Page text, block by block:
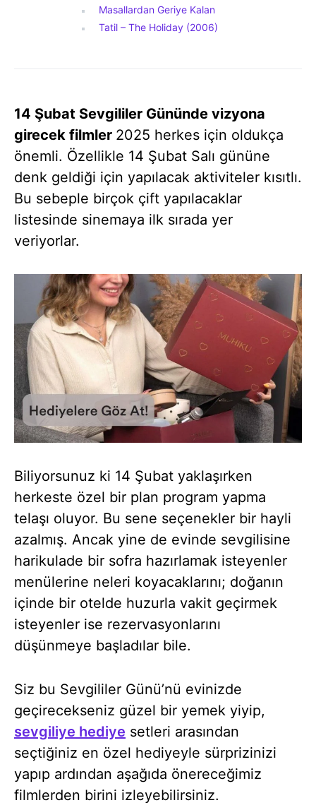
Masallardan Geriye Kalan
Tatil – The Holiday (2006)
14 Şubat Sevgililer Gününde vizyona
girecek filmler 2025 herkes için oldukça
önemli. Özellikle 14 Şubat Salı gününe
denk geldiği için yapılacak aktiviteler kısıtlı.
Bu sebeple birçok çift yapılacaklar
listesinde sinemaya ilk sırada yer
veriyorlar.
Biliyorsunuz ki 14 Şubat yaklaşırken
herkeste özel bir plan program yapma
telaşı oluyor. Bu sene seçenekler bir hayli
azalmış. Ancak yine de evinde sevgilisine
harikulade bir sofra hazırlamak isteyenler
menülerine neleri koyacaklarını; doğanın
içinde bir otelde huzurla vakit geçirmek
isteyenler ise rezervasyonlarını
düşünmeye başladılar bile.
Siz bu Sevgililer Günü’nü evinizde
geçirecekseniz güzel bir yemek yiyip,
sevgiliye hediye setleri arasından
seçtiğiniz en özel hediyeyle sürprizinizi
yapıp ardından aşağıda önereceğimiz
filmlerden birini izleyebilirsiniz.